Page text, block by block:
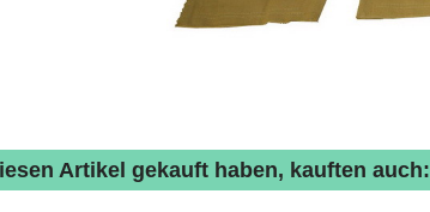
Artikel gekauft haben, kauften auch: